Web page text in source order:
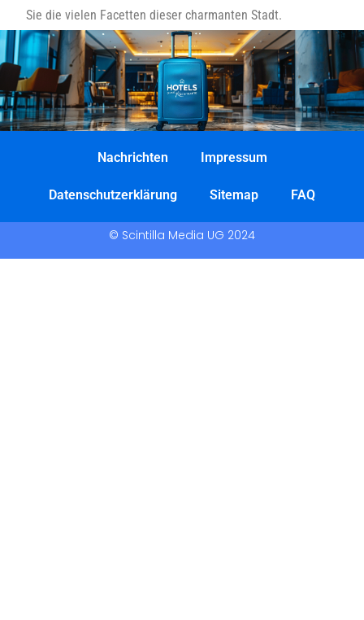
Sie die vielen Facetten dieser charmanten Stadt.
Nachrichten Impressum
Datenschutzerklärung Sitemap FAQ
© Scintilla Media UG 2024